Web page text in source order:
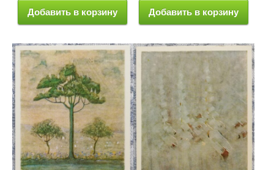
Добавить в корзину Добавить в корзину